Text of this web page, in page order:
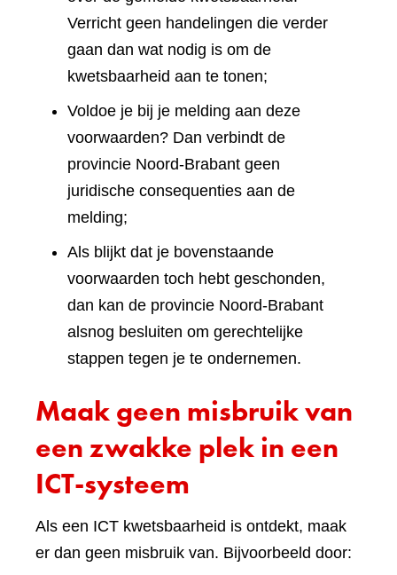
Verricht geen handelingen die verder
gaan dan wat nodig is om de
kwetsbaarheid aan te tonen;
Voldoe je bij je melding aan deze
voorwaarden? Dan verbindt de
provincie Noord-Brabant geen
juridische consequenties aan de
melding;
Als blijkt dat je bovenstaande
voorwaarden toch hebt geschonden,
dan kan de provincie Noord-Brabant
alsnog besluiten om gerechtelijke
stappen tegen je te ondernemen.
Maak geen misbruik van
een zwakke plek in een
ICT-systeem
Als een ICT kwetsbaarheid is ontdekt, maak
er dan geen misbruik van. Bijvoorbeeld door: